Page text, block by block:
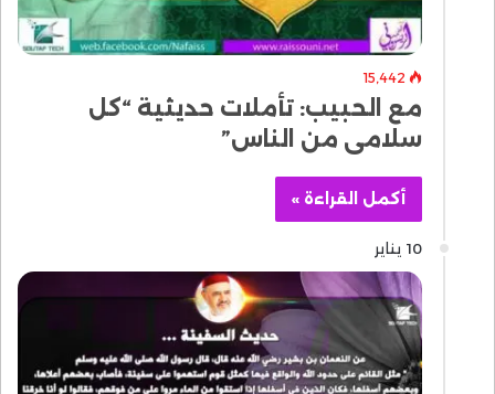
15٬442
مع الحبيب: تأملات حديثية “كل
سلامى من الناس”
أكمل القراءة »
10 يناير